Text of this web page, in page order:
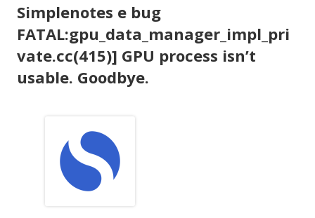
Simplenotes e bug
FATAL:gpu_data_manager_impl_pri
vate.cc(415)] GPU process isn’t
usable. Goodbye.